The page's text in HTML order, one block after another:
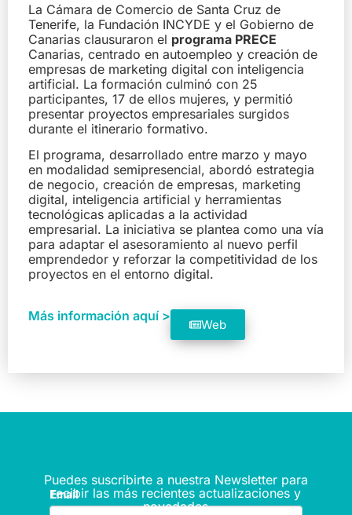
La Cámara de Comercio de Santa Cruz de
Tenerife, la Fundación INCYDE y el Gobierno de
Canarias clausuraron el programa PRECE
Canarias, centrado en autoempleo y creación de
empresas de marketing digital con inteligencia
artificial. La formación culminó con 25
participantes, 17 de ellos mujeres, y permitió
presentar proyectos empresariales surgidos
durante el itinerario formativo.
El programa, desarrollado entre marzo y mayo
en modalidad semipresencial, abordó estrategia
de negocio, creación de empresas, marketing
digital, inteligencia artificial y herramientas
tecnológicas aplicadas a la actividad
empresarial. La iniciativa se plantea como una vía
para adaptar el asesoramiento al nuevo perfil
emprendedor y reforzar la competitividad de los
proyectos en el entorno digital.
Más información aquí >
Web
Puedes suscribirte a nuestra Newsletter para
recibir las más recientes actualizaciones y
novedades